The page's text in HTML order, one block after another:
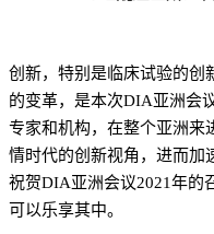
创新，特别是临床试验的创
的变革，是本次DIA亚洲会
专家和机构，在整个亚洲来
情时代的创新视角，进而加
祝贺DIA亚洲会议2021年的
可以乐享其中。